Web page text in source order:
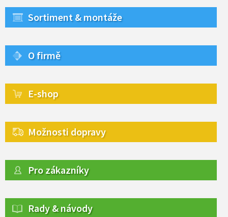
Sortiment & montáže
O firmě
E-shop
Možnosti dopravy
Pro zákazníky
Rady & návody